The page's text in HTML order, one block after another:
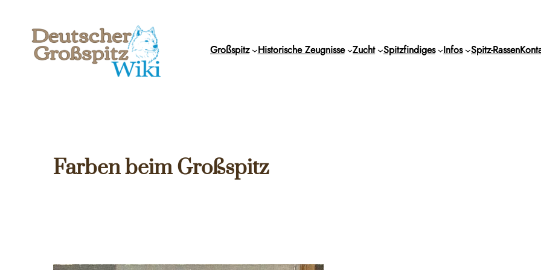
Inhalt
springen
Großspitz Historische Zeugnisse Zucht Spitzfindiges Infos Spitz-Rassen
Farben beim Großspitz